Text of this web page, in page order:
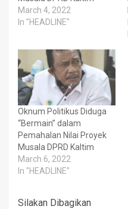
March 4, 2022
In "HEADLINE"
Oknum Politikus Diduga
“Bermain” dalam
Pemahalan Nilai Proyek
Musala DPRD Kaltim
March 6, 2022
In "HEADLINE"
Silakan Dibagikan